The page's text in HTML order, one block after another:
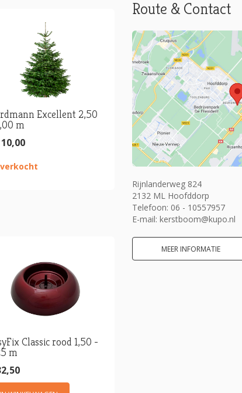
Excellent 2,50
m
Classic rood 1,50 -
m
Route & Contact
Rijnlanderweg 824
2132 ML Hoofddorp
Telefoon: 06 - 10557957
E-mail: kerstboom@kupo.nl
MEER INFORMATIE